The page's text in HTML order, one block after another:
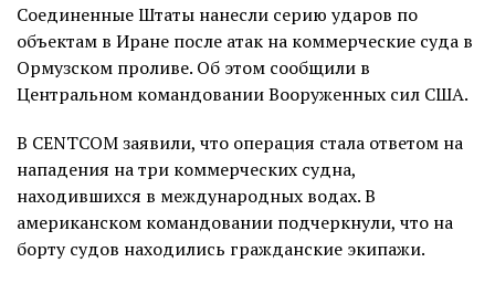
Соединенные Штаты нанесли серию ударов по
объектам в Иране после атак на коммерческие суда в
Ормузском проливе. Об этом сообщили в
Центральном командовании Вооруженных сил США.
В CENTCOM заявили, что операция стала ответом на
нападения на три коммерческих судна,
находившихся в международных водах. В
американском командовании подчеркнули, что на
борту судов находились гражданские экипажи.